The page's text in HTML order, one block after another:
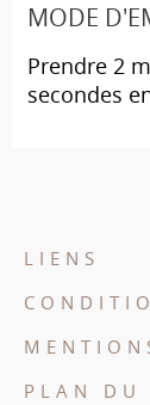
MODE
Prendre 2
secondes
LIENS
PLAN DU